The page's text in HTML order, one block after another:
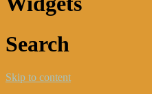
Search
Skip to content